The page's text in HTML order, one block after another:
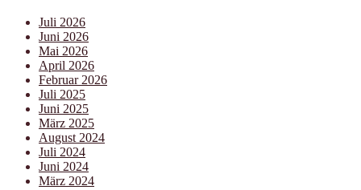
Juli 2026
Juni 2026
Mai 2026
April 2026
Februar 2026
Juli 2025
Juni 2025
März 2025
August 2024
Juli 2024
Juni 2024
März 2024